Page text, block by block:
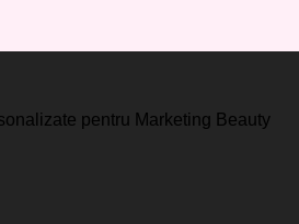
pentru Marketing Beauty